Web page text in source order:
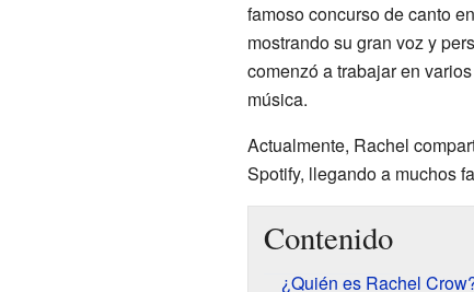
famoso concurso de canto
mostrando su gran voz y
comenzó a trabajar en
música.
Actualmente, Rachel
Spotify, llegando a muchos
Contenido
¿Quién es Rachel